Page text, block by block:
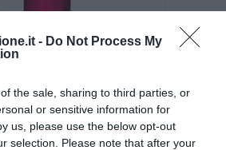
- Do Not Process My
the sale, sharing to third parties, or
or sensitive information for
us, please use the below opt-out
selection. Please note that after your